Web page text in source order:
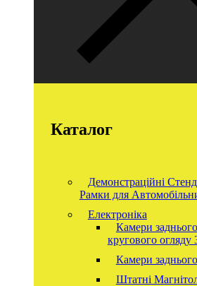
Каталог
Демонстраційні
Рамки для
Електроніка
Камери
кругового огляду
Камери
Штатні